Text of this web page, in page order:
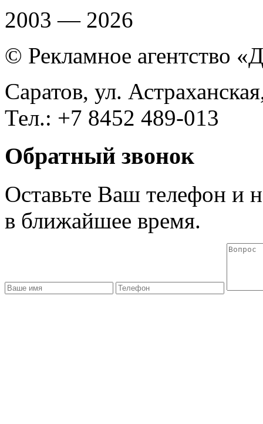
2003 — 2026
© Рекламное агентство
Саратов, ул.
Тел.: +7 8452 489-013
Обратный звонок
Оставьте Ваш телефон и
в ближайшее время.